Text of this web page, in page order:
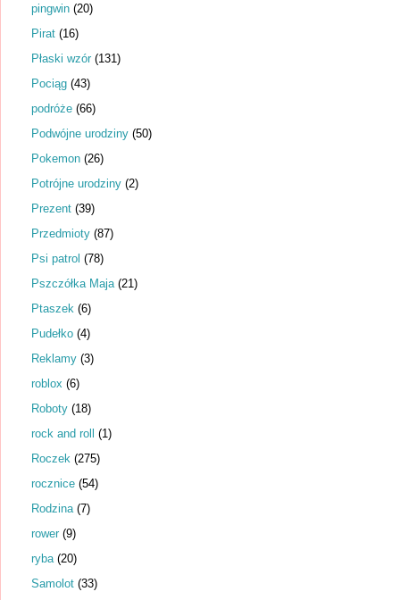
pingwin (20)
Pirat (16)
Płaski wzór (131)
Pociąg (43)
podróże (66)
Podwójne urodziny (50)
Pokemon (26)
Potrójne urodziny (2)
Prezent (39)
Przedmioty (87)
Psi patrol (78)
Pszczółka Maja (21)
Ptaszek (6)
Pudełko (4)
Reklamy (3)
roblox (6)
Roboty (18)
rock and roll (1)
Roczek (275)
rocznice (54)
Rodzina (7)
rower (9)
ryba (20)
Samolot (33)